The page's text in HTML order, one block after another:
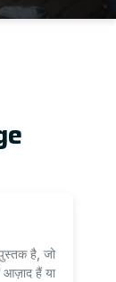
है, जो
हैं या